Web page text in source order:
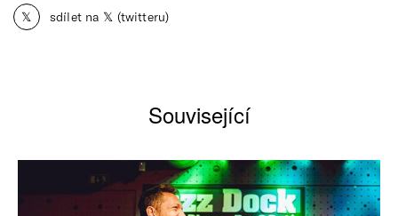
𝕏 sdílet na 𝕏 (twitteru)
Související